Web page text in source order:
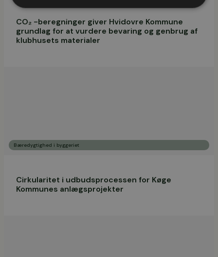
CO₂ -beregninger giver Hvidovre Kommune
grundlag for at vurdere bevaring og genbrug af
klubhusets materialer
Bæredygtighed i byggeriet
Cirkularitet i udbudsprocessen for Køge
Kommunes anlægsprojekter